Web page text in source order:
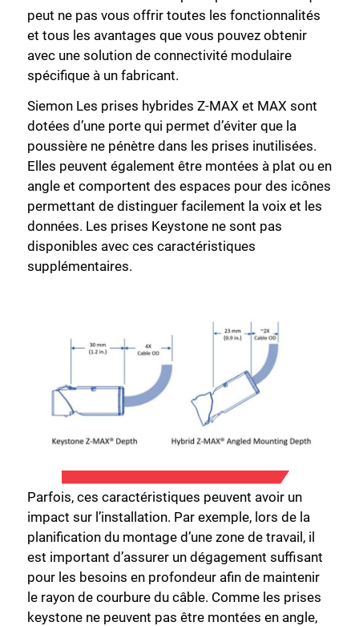
peut ne pas vous offrir toutes les fonctionnalités
et tous les avantages que vous pouvez obtenir
avec une solution de connectivité modulaire
spécifique à un fabricant.
Siemon Les prises hybrides Z-MAX et MAX sont
dotées d’une porte qui permet d’éviter que la
poussière ne pénètre dans les prises inutilisées.
Elles peuvent également être montées à plat ou en
angle et comportent des espaces pour des icônes
permettant de distinguer facilement la voix et les
données. Les prises Keystone ne sont pas
disponibles avec ces caractéristiques
supplémentaires.
Parfois, ces caractéristiques peuvent avoir un
impact sur l’installation. Par exemple, lors de la
planification du montage d’une zone de travail, il
est important d’assurer un dégagement suffisant
pour les besoins en profondeur afin de maintenir
le rayon de courbure du câble. Comme les prises
keystone ne peuvent pas être montées en angle,